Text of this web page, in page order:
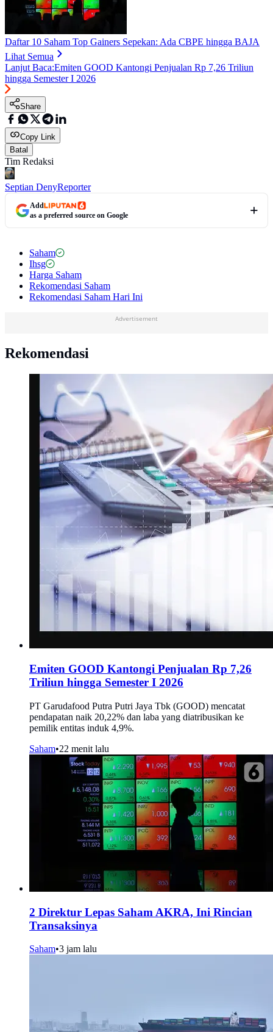
Daftar 10 Saham Top Gainers Sepekan: Ada CBPE hingga BAJA
Lihat Semua
Lanjut Baca:Emiten GOOD Kantongi Penjualan Rp 7,26 Triliun
hingga Semester I 2026
Share
Copy Link
Batal
Tim Redaksi
Septian DenyReporter
Add
as a preferred source on Google
Saham
Ihsg
Harga Saham
Rekomendasi Saham
Rekomendasi Saham Hari Ini
Advertisement
Rekomendasi
Emiten GOOD Kantongi Penjualan Rp 7,26
Triliun hingga Semester I 2026
PT Garudafood Putra Putri Jaya Tbk (GOOD) mencatat
pendapatan naik 20,22% dan laba yang diatribusikan ke
pemilik entitas induk 4,9%.
Saham•22 menit lalu
2 Direktur Lepas Saham AKRA, Ini Rincian
Transaksinya
Saham•3 jam lalu